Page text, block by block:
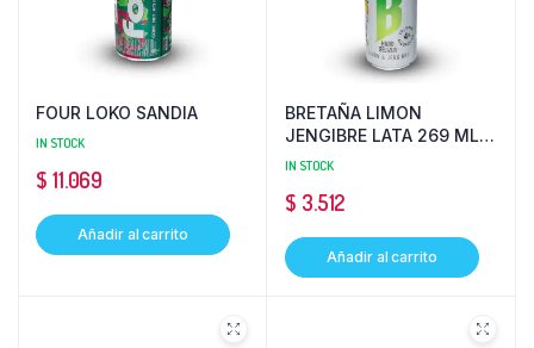
FOUR LOKO SANDIA
IN STOCK
$ 11.069
Añadir al carrito
BRETAÑA LIMON
JENGIBRE LATA 269 ML
POSTOBON
IN STOCK
$ 3.512
Añadir al carrito